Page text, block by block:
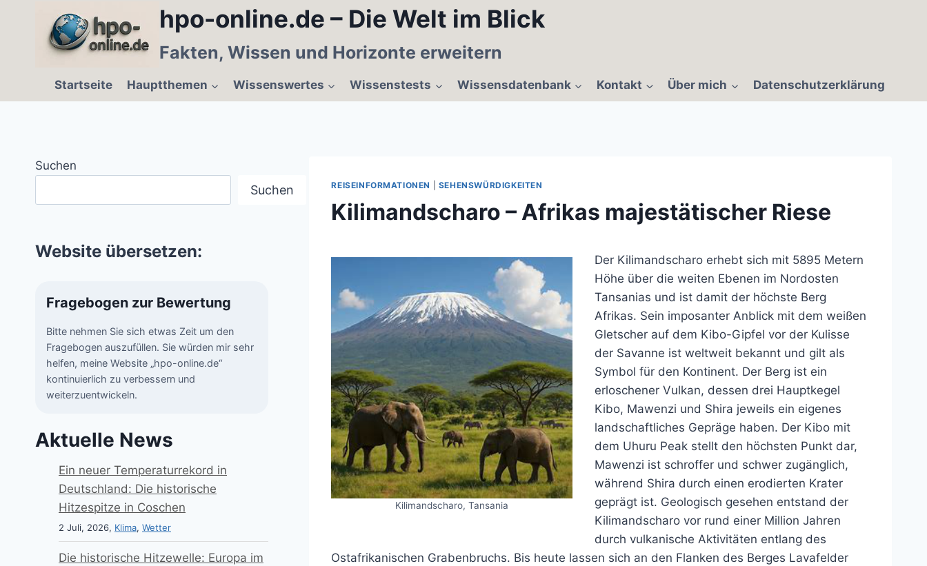
hpo-online.de – Die Welt im Blick
Fakten, Wissen und Horizonte erweitern
Startseite Hauptthemen Wissenswertes Wissenstests Wissensdatenbank Kontakt Über mich Datenschutzerklärung
REISEINFORMATIONEN SEHENSWÜRDIGKEITEN
Kilimandscharo – Afrikas majestätischer Riese
Kilimandscharo, Tansania
Der Kilimandscharo erhebt sich mit 5895 Metern
Höhe über die weiten Ebenen im Nordosten
Tansanias und ist damit der höchste Berg
Afrikas. Sein imposanter Anblick mit dem weißen
Gletscher auf dem Kibo-Gipfel vor der Kulisse
der Savanne ist weltweit bekannt und gilt als
Symbol für den Kontinent. Der Berg ist ein
erloschener Vulkan, dessen drei Hauptkegel
Kibo, Mawenzi und Shira jeweils ein eigenes
landschaftliches Gepräge haben. Der Kibo mit
dem Uhuru Peak stellt den höchsten Punkt dar,
Mawenzi ist schroffer und schwer zugänglich,
während Shira durch einen erodierten Krater
geprägt ist. Geologisch gesehen entstand der
Kilimandscharo vor rund einer Million Jahren
durch vulkanische Aktivitäten entlang des
Ostafrikanischen Grabenbruchs. Bis heute lassen sich an den Flanken des Berges Lavafelder
Suchen
Suchen
Website übersetzen:
Fragebogen zur Bewertung
Bitte nehmen Sie sich etwas Zeit um den
Fragebogen auszufüllen. Sie würden mir sehr
helfen, meine Website „hpo-online.de“
kontinuierlich zu verbessern und
weiterzuentwickeln.
Aktuelle News
Ein neuer Temperaturrekord in
Deutschland: Die historische
Hitzespitze in Coschen
2 Juli, 2026, Klima, Wetter
Die historische Hitzewelle: Europa im